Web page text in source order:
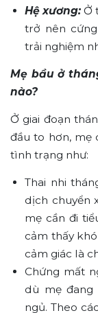
Hệ xương: Ở
trở nên
trải nghiệm
Mẹ bầu ở
nào?
Ở giai đoạn
đầu to hơn, mẹ
tình trạng như:
Thai nhi
dịch chuyển
mẹ cần đi
cảm thấy
cảm giác là
Chứng mất
dù mẹ
ngủ. Theo